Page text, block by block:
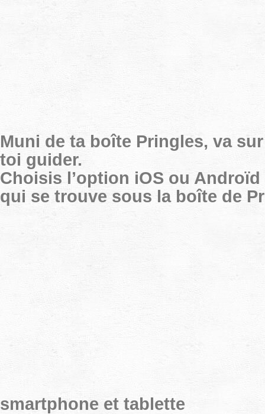
Muni de ta boîte Pringles, va
toi guider.
Choisis l’option iOS ou
qui se trouve sous la boîte de
smartphone et tablette